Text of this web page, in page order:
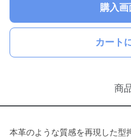
購入
カート
商
本革のような質感を再現した型